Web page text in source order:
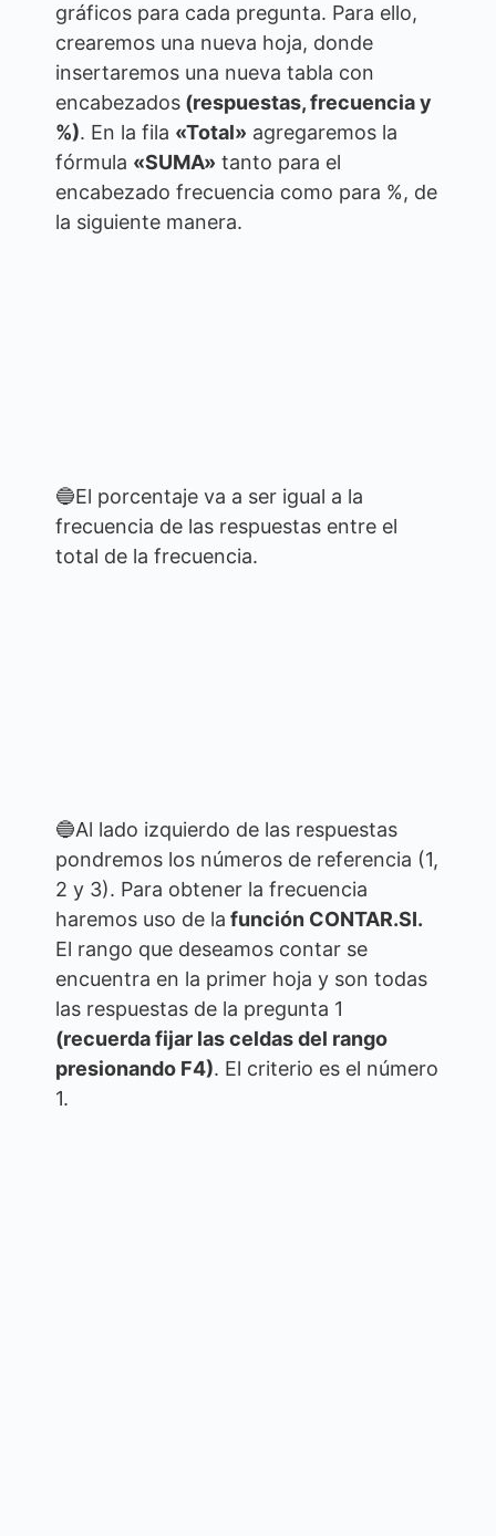
gráficos para cada pregunta. Para ello,
crearemos una nueva hoja, donde
insertaremos una nueva tabla con
encabezados (respuestas, frecuencia y
%). En la fila «Total» agregaremos la
fórmula «SUMA» tanto para el
encabezado frecuencia como para %, de
la siguiente manera.
🔵El porcentaje va a ser igual a la
frecuencia de las respuestas entre el
total de la frecuencia.
🔵Al lado izquierdo de las respuestas
pondremos los números de referencia (1,
2 y 3). Para obtener la frecuencia
haremos uso de la función CONTAR.SI.
El rango que deseamos contar se
encuentra en la primer hoja y son todas
las respuestas de la pregunta 1
(recuerda fijar las celdas del rango
presionando F4). El criterio es el número
1.